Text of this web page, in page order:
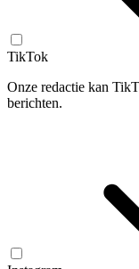
TikTok
Onze redactie kan
berichten.